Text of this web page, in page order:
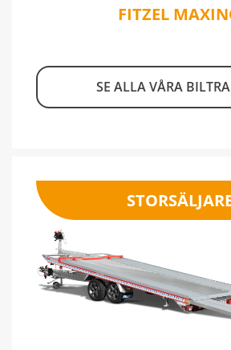
FITZEL
SE ALLA VÅRA